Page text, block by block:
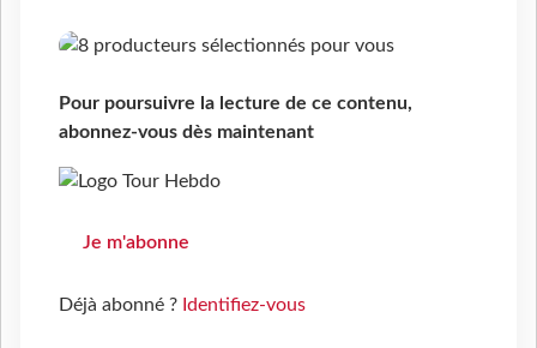
Pour poursuivre la lecture de ce contenu,
abonnez-vous dès maintenant
Je m'abonne
Déjà abonné ? Identifiez-vous